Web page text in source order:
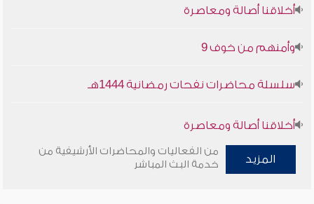
أخلاقنا أصالة ومعاصرة
وأمنهم من خوف 9
سلسلة محاضرات نفحات رمضانية 1444هـ
أخلاقنا أصالة ومعاصرة
وأمنهم من خوف 9
المزيد
من الفعاليات والمحاضرات الأرشيفية من
خدمة البث المباشر